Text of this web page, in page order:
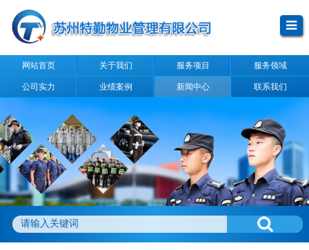
网站首页 关于我们 服务项目 服务领域
公司实力 业绩案例 新闻中心 联系我们